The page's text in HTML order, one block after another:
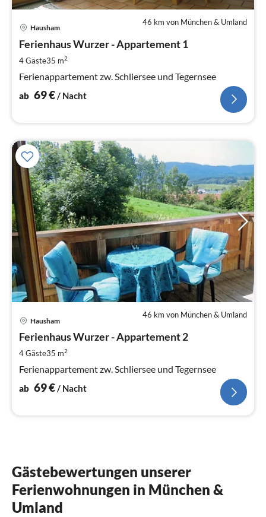
46 km von München & Umland
Hausham
Ferienhaus Wurzer - Appartement 1
4 Gäste35 m2
Ferienappartement zw. Schliersee und Tegernsee
ab 69€/ Nacht
46 km von München & Umland
Hausham
Ferienhaus Wurzer - Appartement 2
4 Gäste35 m2
Ferienappartement zw. Schliersee und Tegernsee
ab 69€/ Nacht
Gästebewertungen unserer
Ferienwohnungen in München &
Umland